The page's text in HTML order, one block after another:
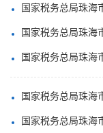
国家税务总局珠海市斗门区税务局
国家税务总局珠海市斗门区税
国家税务总局珠海市斗门区税务局关于
国家税务总局珠海市斗门区税务
国家税务总局珠海市斗门区税务局斗门